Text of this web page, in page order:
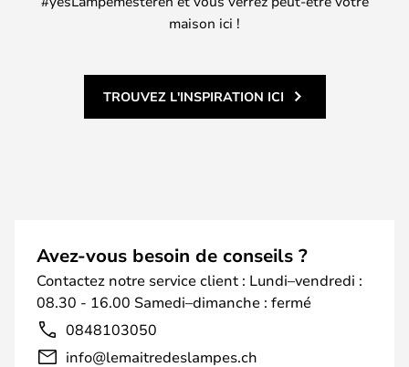
maison ici !
TROUVEZ L'INSPIRATION ICI
Avez-vous besoin de conseils ?
Contactez notre service client : Lundi–vendredi :
08.30 - 16.00 Samedi–dimanche : fermé
0848103050
info@lemaitredeslampes.ch